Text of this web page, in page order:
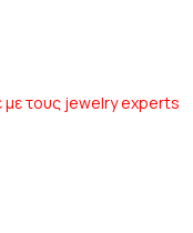
με τους jewelry experts